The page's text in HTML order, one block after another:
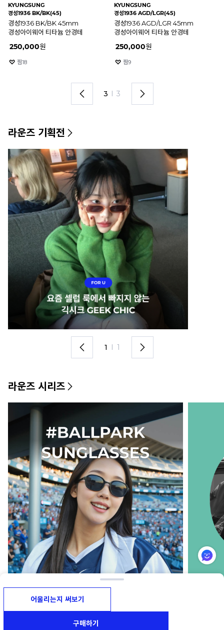
KYUNGSUNG
경성1936 BK/BK(45)
경성1936 BK/BK 45mm
경성아이웨어 티타늄 안경테
250,000원
찜18
KYUNGSUNG
경성1936 AGD/LGR(45)
경성1936 AGD/LGR 45mm
경성아이웨어 티타늄 안경테
250,000원
찜9
3 I 3
라운즈 기획전
1 I 1
라운즈 시리즈
어울리는지 써보기
구매하기